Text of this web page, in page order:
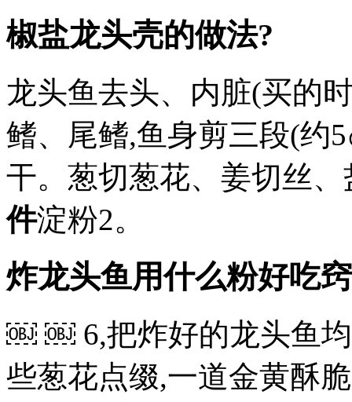
椒盐龙头壳的做法?
龙头鱼去头、内脏(买的
鳍、尾鳍,鱼身剪三段(约
干。葱切葱花、姜切丝
件淀粉2。
炸龙头鱼用什么粉好吃
￼ ￼ 6,把炸好的龙头鱼
些葱花点缀,一道金黄酥